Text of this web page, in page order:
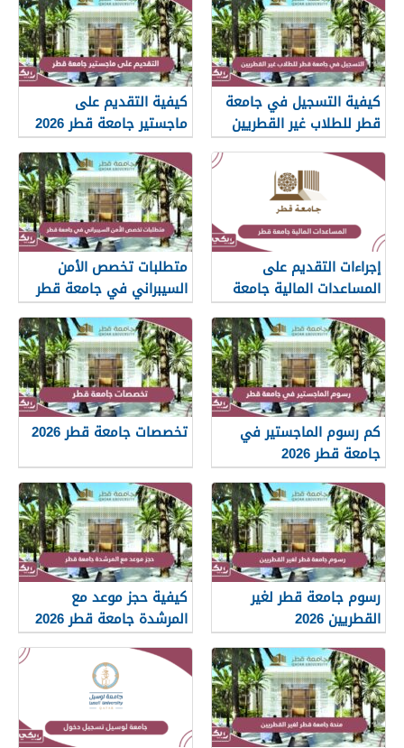
كيفية التسجيل في جامعة
قطر للطلاب غير القطريين
2026
كيفية التقديم على
ماجستير جامعة قطر 2026
إجراءات التقديم على
المساعدات المالية جامعة
قطر 2026
متطلبات تخصص الأمن
السيبراني في جامعة قطر
2026
كم رسوم الماجستير في
جامعة قطر 2026
تخصصات جامعة قطر 2026
رسوم جامعة قطر لغير
القطريين 2026
كيفية حجز موعد مع
المرشدة جامعة قطر 2026